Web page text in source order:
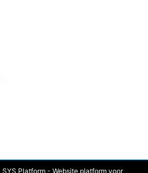
SYS Platform - Website platform voor